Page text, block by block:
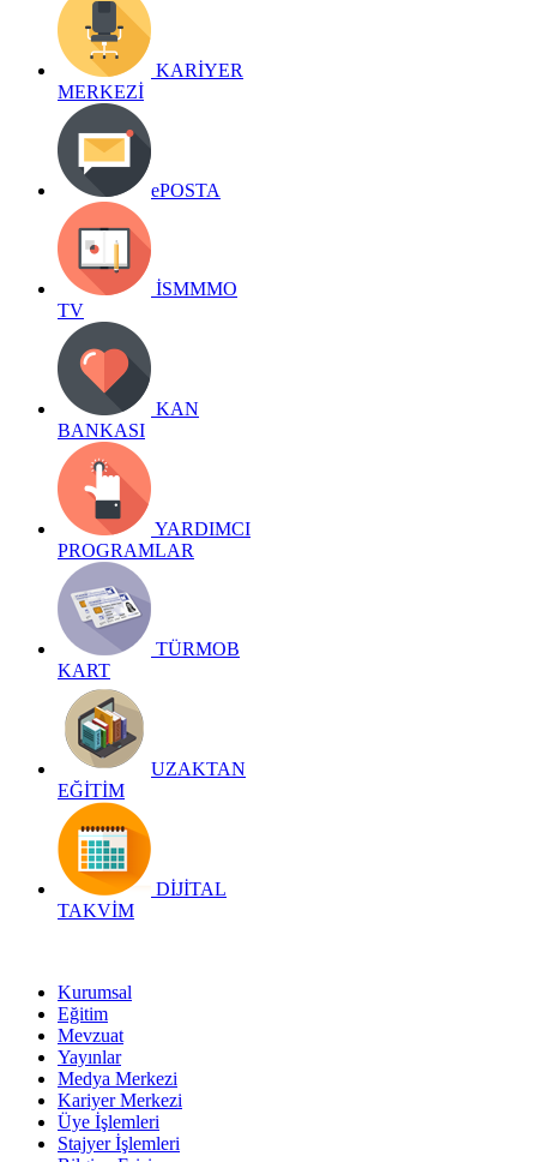
KARİYER
MERKEZİ
ePOSTA
İSMMMO
TV
KAN
BANKASI
YARDIMCI
PROGRAMLAR
TÜRMOB
KART
UZAKTAN
EĞİTİM
DİJİTAL
TAKVİM
Kurumsal
Eğitim
Mevzuat
Yayınlar
Medya Merkezi
Kariyer Merkezi
Üye İşlemleri
Stajyer İşlemleri